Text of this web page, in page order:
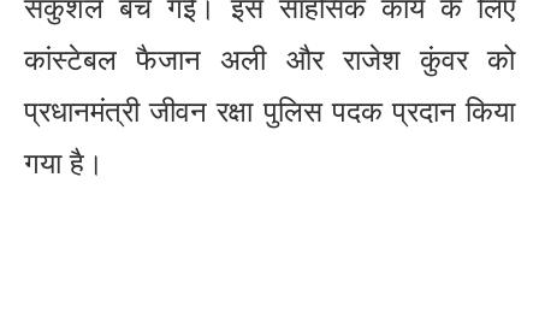
सकुशल बच गई। इस साहसिक कार्य के लिए
कांस्टेबल फैजान अली और राजेश कुंवर को
प्रधानमंत्री जीवन रक्षा पुलिस पदक प्रदान किया
गया है।